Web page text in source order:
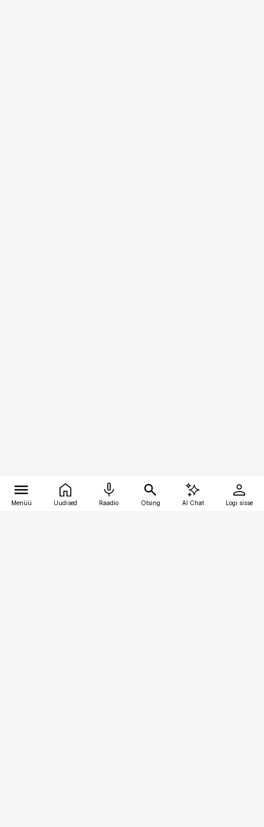
Menüü Uudised Raadio Otsing AI Chat Logi sisse